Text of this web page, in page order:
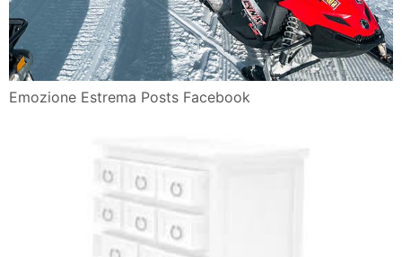
Emozione Estrema Posts Facebook